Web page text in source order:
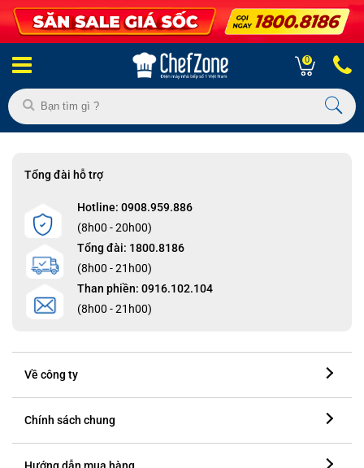
0
Tổng đài hỗ trợ
Hotline: 0908.959.886
(8h00 - 20h00)
Tổng đài: 1800.8186
(8h00 - 21h00)
Than phiền: 0916.102.104
(8h00 - 21h00)
Về công ty
Chính sách chung